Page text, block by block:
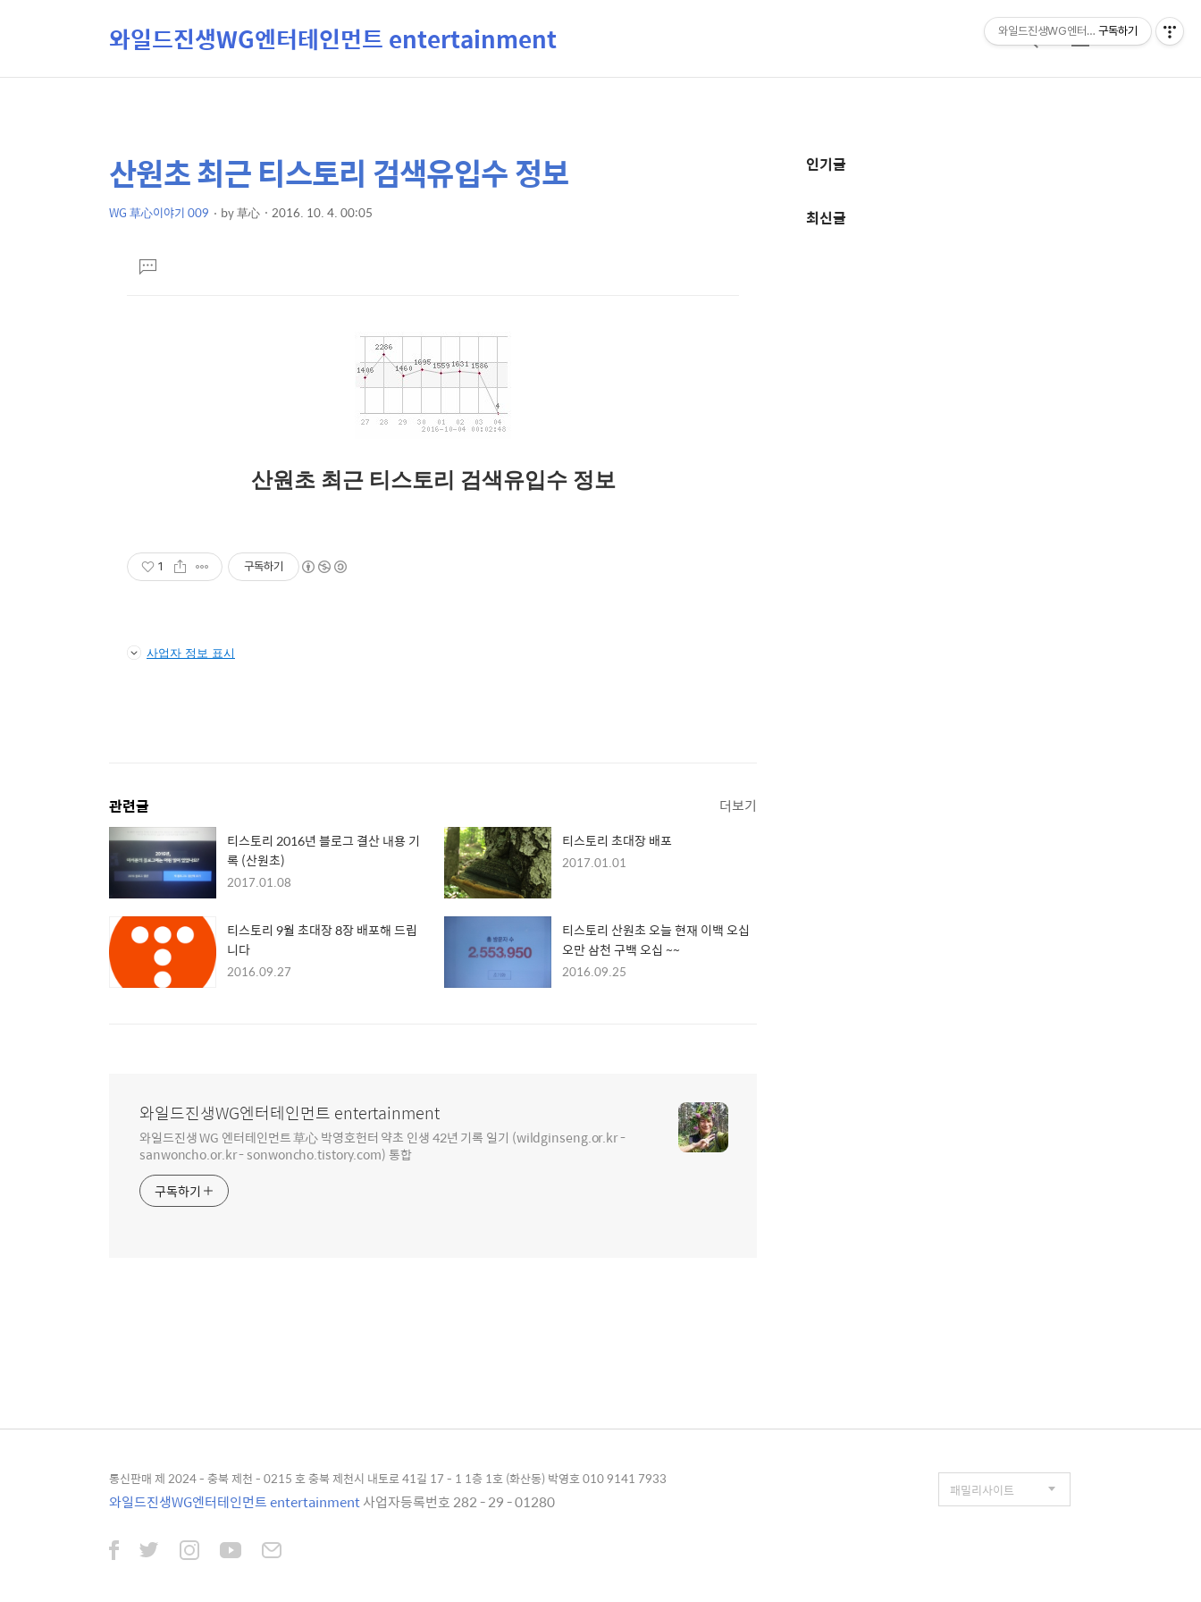
와일드진생WG엔터테인먼트 entertainment
검
메
상
세
컨
본
문
제
산원초 최근 티스토리 검색유입수 정보
WG 草心이야기 009 by草心 2016. 10. 4. 00:05
댓
글
산원초 최근 티스토리 검색유입수 정보
1 구독하기
사업자 정보 표시
관련글 더보기
티스토리 2016년 블로그 결산 내용 기
록 (산원초)
2017.01.08
티스토리 초대장 배포
2017.01.01
티스토리 9월 초대장 8장 배포해 드립
니다
2016.09.27
티스토리 산원초 오늘 현재 이백 오십
오만 삼천 구백 오십 ~~
2016.09.25
와일드진생WG엔터테인먼트 entertainment
와일드진생 WG 엔터테인먼트 草心 박영호헌터 약초 인생 42년 기록 일기 (wildginseng.or.kr -
sanwoncho.or.kr - sonwoncho.tistory.com) 통합
구독하기
추
정
인기글
최신글
통신판매 제 2024 - 충북 제천 - 0215 호 충북 제천시 내토로 41길 17 - 1 1층 1호 (화산동) 박영호 010 9141 7933
와일드진생WG엔터테인먼트 entertainment사업자등록번호 282 - 29 - 01280
와일드진생WG엔터테인먼트
구독하기